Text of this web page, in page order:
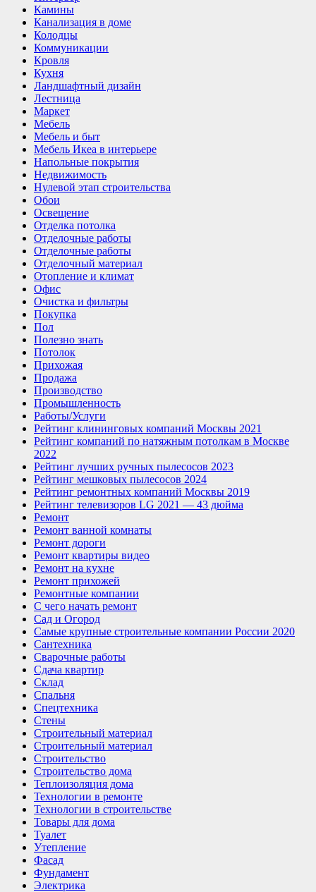
Камины
Канализация в доме
Колодцы
Коммуникации
Кровля
Кухня
Ландшафтный дизайн
Лестница
Маркет
Мебель
Мебель и быт
Мебель Икеа в интерьере
Напольные покрытия
Недвижимость
Нулевой этап строительства
Обои
Освещение
Отделка потолка
Отделочные работы
Отделочные работы
Отделочный материал
Отопление и климат
Офис
Очистка и фильтры
Покупка
Пол
Полезно знать
Потолок
Прихожая
Продажа
Производство
Промышленность
Работы/Услуги
Рейтинг клининговых компаний Москвы 2021
Рейтинг компаний по натяжным потолкам в Москве
2022
Рейтинг лучших ручных пылесосов 2023
Рейтинг мешковых пылесосов 2024
Рейтинг ремонтных компаний Москвы 2019
Рейтинг телевизоров LG 2021 — 43 дюйма
Ремонт
Ремонт ванной комнаты
Ремонт дороги
Ремонт квартиры видео
Ремонт на кухне
Ремонт прихожей
Ремонтные компании
С чего начать ремонт
Сад и Огород
Самые крупные строительные компании России 2020
Сантехника
Сварочные работы
Сдача квартир
Склад
Спальня
Спецтехника
Стены
Строительный материал
Строительный материал
Строительство
Строительство дома
Теплоизоляция дома
Технологии в ремонте
Технологии в строительстве
Товары для дома
Туалет
Утепление
Фасад
Фундамент
Электрика